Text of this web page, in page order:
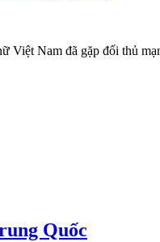
Nam đã gặp đối thủ
Quốc